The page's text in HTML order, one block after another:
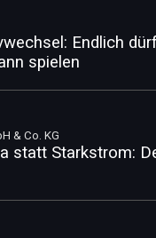
Endlich
spielen
& Co. KG
statt Starkstrom: